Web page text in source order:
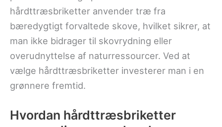
hårdttræsbriketter anvender træ fra
bæredygtigt forvaltede skove, hvilket sikrer, at
man ikke bidrager til skovrydning eller
overudnyttelse af naturressourcer. Ved at
vælge hårdttræsbriketter investerer man i en
grønnere fremtid.
Hvordan hårdttræsbriketter